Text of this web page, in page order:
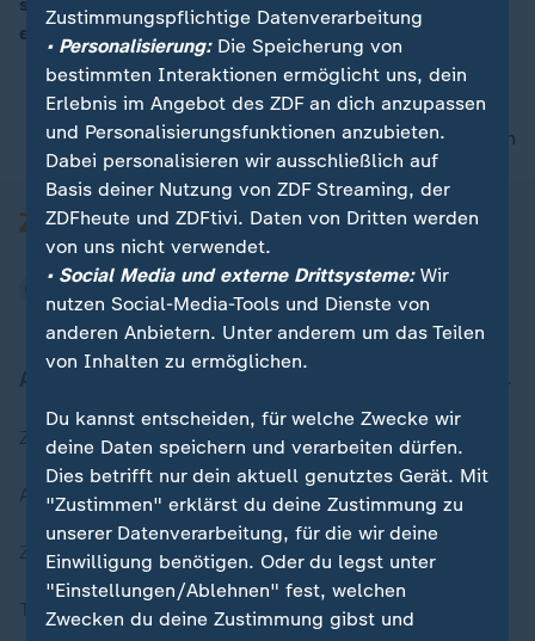
einigen können.
nach oben
Zuletzt veröffentlicht
Aktuelle Sendungs-Videos
ZDFheute Stories
Themen im Überblick
Zustimmungspflichtige Datenverarbeitung
• Personalisierung:Die Speicherung von
bestimmten Interaktionen ermöglicht uns, dein
Erlebnis im Angebot des ZDF an dich anzupassen
und Personalisierungsfunktionen anzubieten.
Dabei personalisieren wir ausschließlich auf
Basis deiner Nutzung von ZDF Streaming, der
ZDFheute und ZDFtivi. Daten von Dritten werden
von uns nicht verwendet.
• Social Media und externe Drittsysteme:Wir
nutzen Social-Media-Tools und Dienste von
anderen Anbietern. Unter anderem um das Teilen
von Inhalten zu ermöglichen.
Du kannst entscheiden, für welche Zwecke wir
deine Daten speichern und verarbeiten dürfen.
Dies betrifft nur dein aktuell genutztes Gerät. Mit
"Zustimmen" erklärst du deine Zustimmung zu
unserer Datenverarbeitung, für die wir deine
Einwilligung benötigen. Oder du legst unter
"Einstellungen/Ablehnen" fest, welchen
Zwecken du deine Zustimmung gibst und